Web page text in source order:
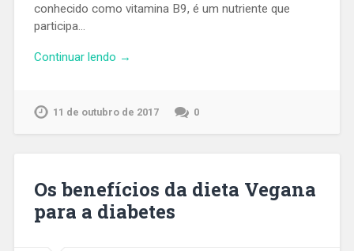
conhecido como vitamina B9, é um nutriente que
participa…
Continuar lendo →
11 de outubro de 2017 0
Os benefícios da dieta Vegana
para a diabetes